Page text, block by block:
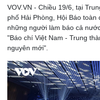
check-in
VOV.VN - Chiều 19/6, tại
phố Hải Phòng, Hội Báo
những người làm báo cả
"Báo chí Việt Nam - Trung
nguyên mới".